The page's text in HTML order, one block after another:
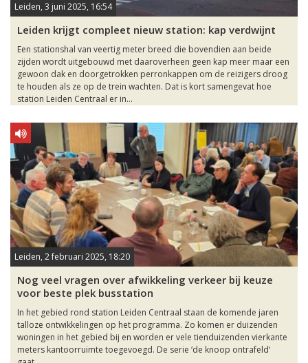
Leiden, 3 juni 2025, 16:54
Leiden krijgt compleet nieuw station: kap verdwijnt
Een stationshal van veertig meter breed die bovendien aan beide
zijden wordt uitgebouwd met daaroverheen geen kap meer maar een
gewoon dak en doorgetrokken perronkappen om de reizigers droog
te houden als ze op de trein wachten. Dat is kort samengevat hoe
station Leiden Centraal er in...
Leiden, 2 februari 2025, 18:20
Nog veel vragen over afwikkeling verkeer bij keuze
voor beste plek busstation
In het gebied rond station Leiden Centraal staan de komende jaren
talloze ontwikkelingen op het programma. Zo komen er duizenden
woningen in het gebied bij en worden er vele tienduizenden vierkante
meters kantoorruimte toegevoegd. De serie ‘de knoop ontrafeld‘